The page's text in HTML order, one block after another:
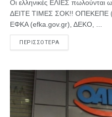
Οι ελληνικές ΕΛΙΕΣ πωλούνται
ΔΕΙΤΕ ΤΙΜΕΣ ΣΟΚ!! ΟΠΕΚΕΠΕ
ΕΦΚΑ (efka.gov.gr), ΔΕΚΟ, ...
ΠΕΡΙΣΣΟΤΕΡΑ